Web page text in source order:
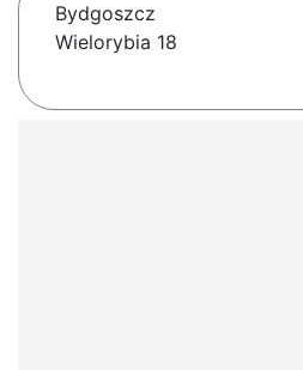
Bydgoszcz
Wielorybia 18